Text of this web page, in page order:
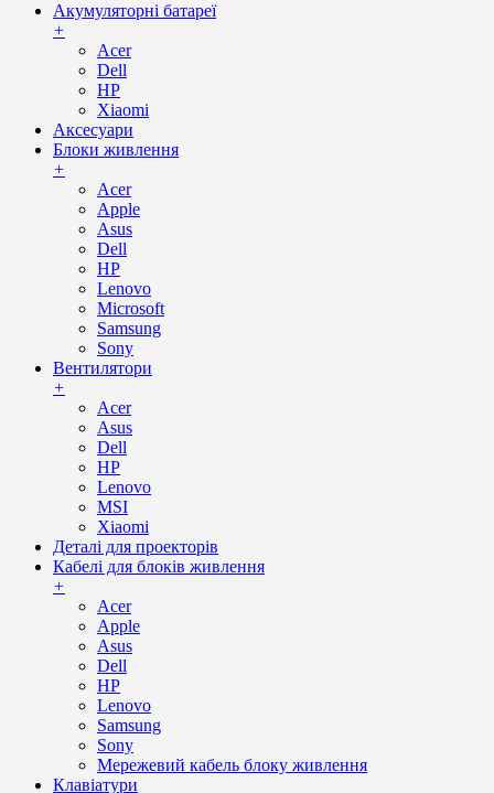
Акумуляторні батареї
+
Acer
Dell
HP
Xiaomi
Аксесуари
Блоки живлення
+
Acer
Apple
Asus
Dell
HP
Lenovo
Microsoft
Samsung
Sony
Вентилятори
+
Acer
Asus
Dell
HP
Lenovo
MSI
Xiaomi
Деталі для проекторів
Кабелі для блоків живлення
+
Acer
Apple
Asus
Dell
HP
Lenovo
Samsung
Sony
Мережевий кабель блоку живлення
Клавіатури